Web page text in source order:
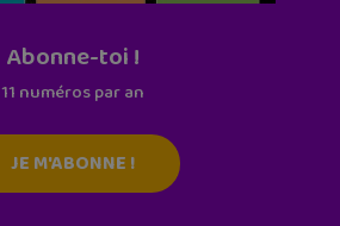
Abonne-toi !
11 numéros par an
JE M'ABONNE !